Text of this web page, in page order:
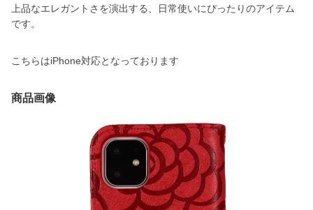
上品なエレガントさを演出する、日常使いにぴったりのアイテム
です。
こちらはiPhone対応となっております
商品画像